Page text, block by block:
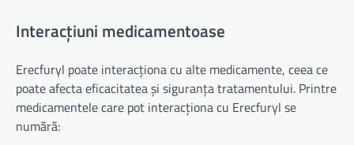
Interacțiuni medicamentoase
Erecfuryl poate interacționa cu alte medicamente, ceea ce
poate afecta eficacitatea și siguranța tratamentului. Printre
medicamentele care pot interacționa cu Erecfuryl se
numără: